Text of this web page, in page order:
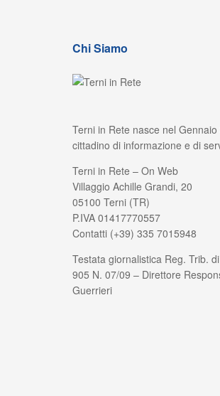
Chi Siamo
Terni in Rete nasce nel
cittadino di informazione e di
Terni in Rete – On Web
Villaggio Achille Grandi, 20
05100 Terni (TR)
P.IVA 01417770557
Contatti (+39) 335 7015948
Testata giornalistica Reg. Trib.
905 N. 07/09 – Direttore
Guerrieri